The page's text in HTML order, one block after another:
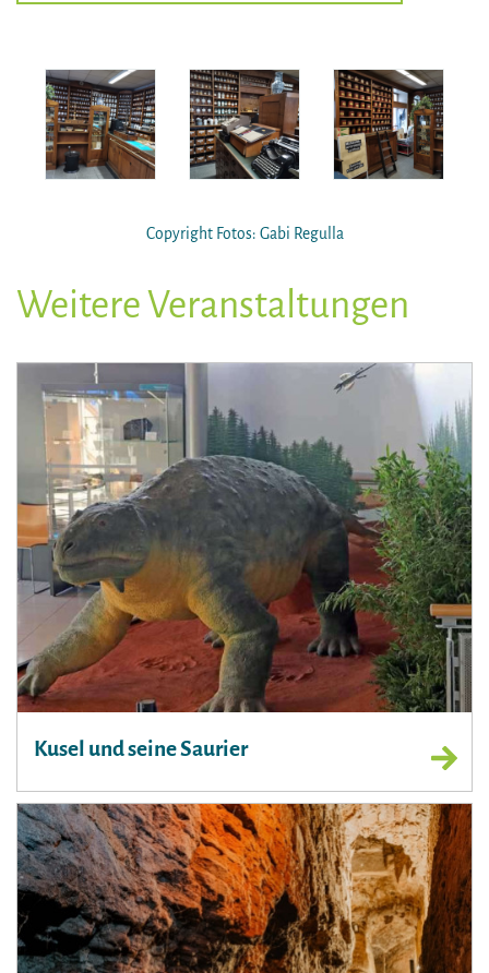
Copyright Fotos: Gabi Regulla
Weitere Veranstaltungen
Kusel und seine Saurier